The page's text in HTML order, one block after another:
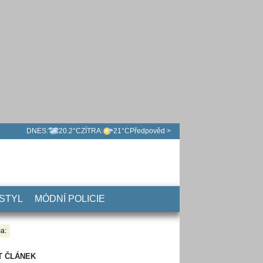
DNES: 20.2°CZÍTRA: 21°C Předpověd >
MÓDNÍ POLICIE
ČLÁNEK